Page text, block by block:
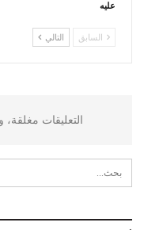
عليه
السابق التالي
التعليقات مغلقة،